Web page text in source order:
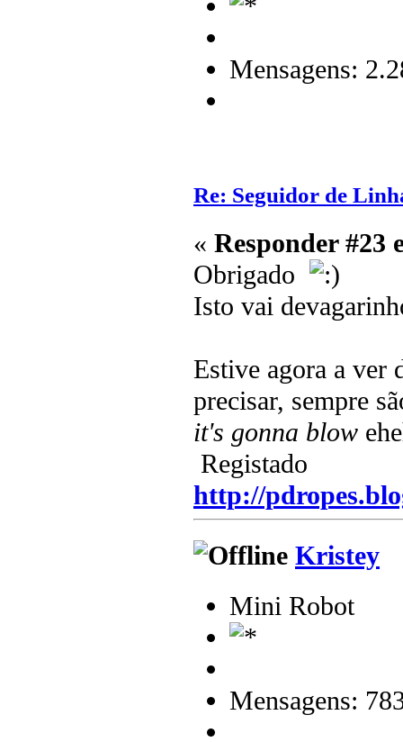
Mensagens:
Re: Seguidor de
« Responder #23
Obrigado
Isto vai
Estive agora a ver
precisar, sempre
it's gonna blow
Registado
http://
Kristey
Mini Robot
Mensagens: